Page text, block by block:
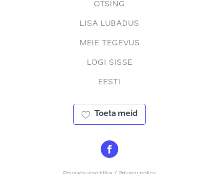
OTSING
LISA LUBADUS
MEIE TEGEVUS
LOGI SISSE
EESTI
Toeta meid